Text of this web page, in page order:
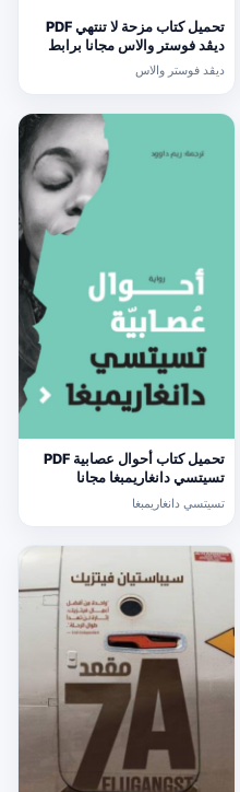
تحميل كتاب مزحة لا تنتهي PDF
ديڤد فوستر والاس مجانا برابط
مباشر
ديڤد فوستر والاس
تحميل كتاب أحوال عصابية PDF
تسيتسي دانغاريمبغا مجانا
تسيتسي دانغاريمبغا